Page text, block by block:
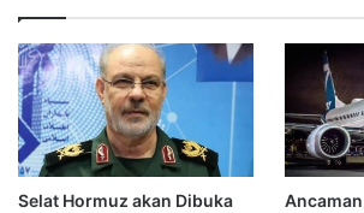
Selat Hormuz akan Dibuka